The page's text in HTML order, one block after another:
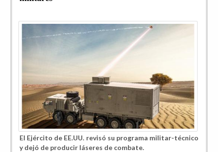
El Ejército de EE.UU. revisó su programa militar-técnico
y dejó de producir láseres de combate.